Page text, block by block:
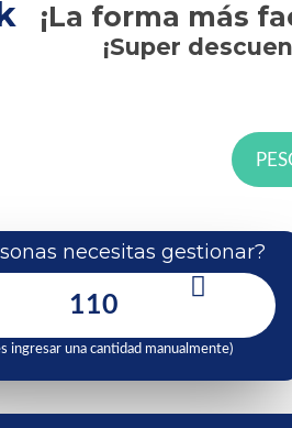
¡La forma más
¡Super
necesitas gestionar?
ingresar una cantidad manualmente)